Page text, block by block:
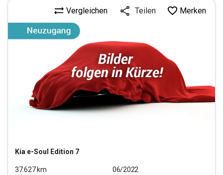
Kia e-Soul Edition 7
Vergleichen Teilen Merken
37.627km
06/2022